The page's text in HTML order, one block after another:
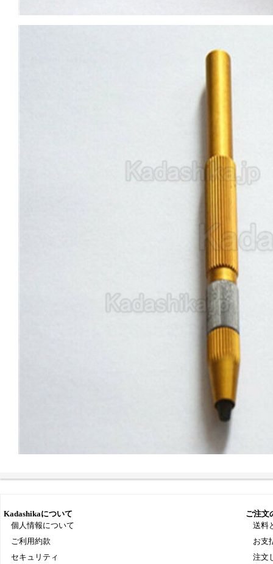
Kadashikaについて
個人情報について
ご利用約款
セキュリティ
ご注文
送料
お支
注文